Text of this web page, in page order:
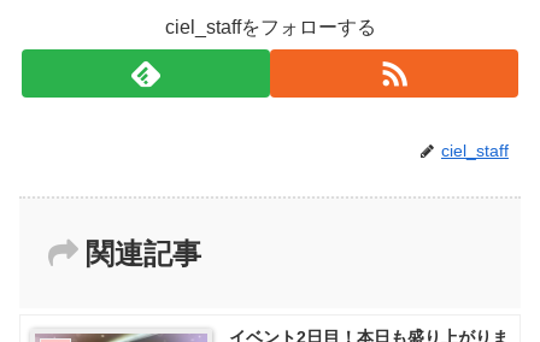
ciel_staffをフォローする
ciel_staff
関連記事
イベント2日目！本日も盛り上がりま